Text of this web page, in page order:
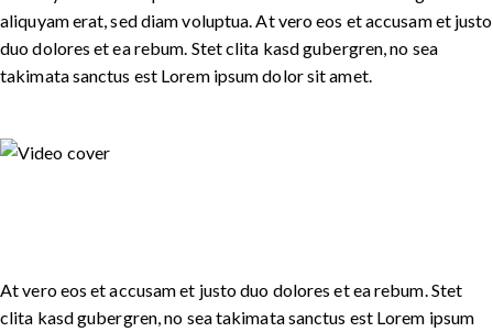
aliquyam erat, sed diam voluptua. At vero eos et accusam et justo
duo dolores et ea rebum. Stet clita kasd gubergren, no sea
takimata sanctus est Lorem ipsum dolor sit amet.
At vero eos et accusam et justo duo dolores et ea rebum. Stet
clita kasd gubergren, no sea takimata sanctus est Lorem ipsum